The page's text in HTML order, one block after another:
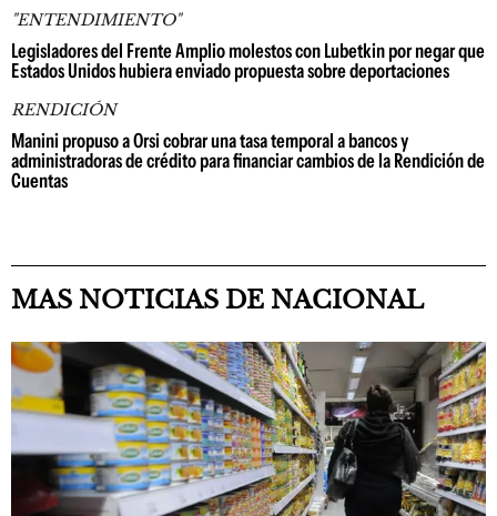
"ENTENDIMIENTO"
Legisladores del Frente Amplio molestos con Lubetkin por negar que
Estados Unidos hubiera enviado propuesta sobre deportaciones
RENDICIÓN
Manini propuso a Orsi cobrar una tasa temporal a bancos y
administradoras de crédito para financiar cambios de la Rendición de
Cuentas
MAS NOTICIAS DE NACIONAL